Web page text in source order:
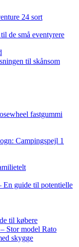
24 sort
de små eventyrere
til skånsom
fastgummi
Campingspejl 1
En guide til potentielle
til købere
Stor model Rato
skygge